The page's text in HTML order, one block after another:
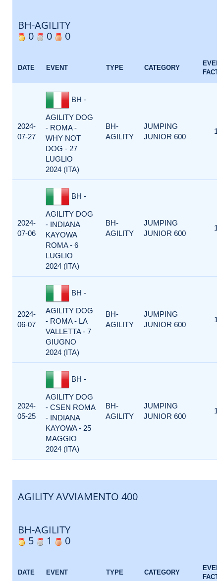
BH-AGILITY
0
0 0
DATE EVENT TYPE CATEGORY
2024-
07-27
BH -
AGILITY DOG
- ROMA -
WHY NOT
DOG - 27
LUGLIO
2024 (ITA)
BH-
AGILITY
JUMPING
JUNIOR 600
1
2024-
07-06
BH -
AGILITY DOG
- INDIANA
KAYOWA
ROMA - 6
LUGLIO
2024 (ITA)
BH-
AGILITY
JUMPING
JUNIOR 600
1
2024-
06-07
BH -
AGILITY DOG
- ROMA - LA
VALLETTA - 7
GIUGNO
2024 (ITA)
BH-
AGILITY
JUMPING
JUNIOR 600
1
2024-
05-25
BH -
AGILITY DOG
- CSEN ROMA
- INDIANA
KAYOWA - 25
MAGGIO
2024 (ITA)
BH-
AGILITY
JUMPING
JUNIOR 600
1
AGILITY AVVIAMENTO 400
BH-AGILITY
5
1 0
DATE EVENT TYPE CATEGORY